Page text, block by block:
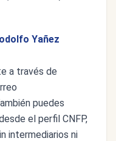
Yañez
a través de
puedes
el perfil CNFP,
intermediarios ni